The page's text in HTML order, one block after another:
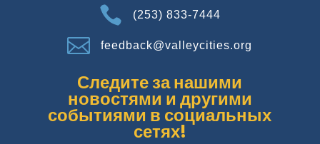
 (253) 833-7444
 feedback@valleycities.org
Следите за нашими
новостями и другими
событиями в социальных
сетях!